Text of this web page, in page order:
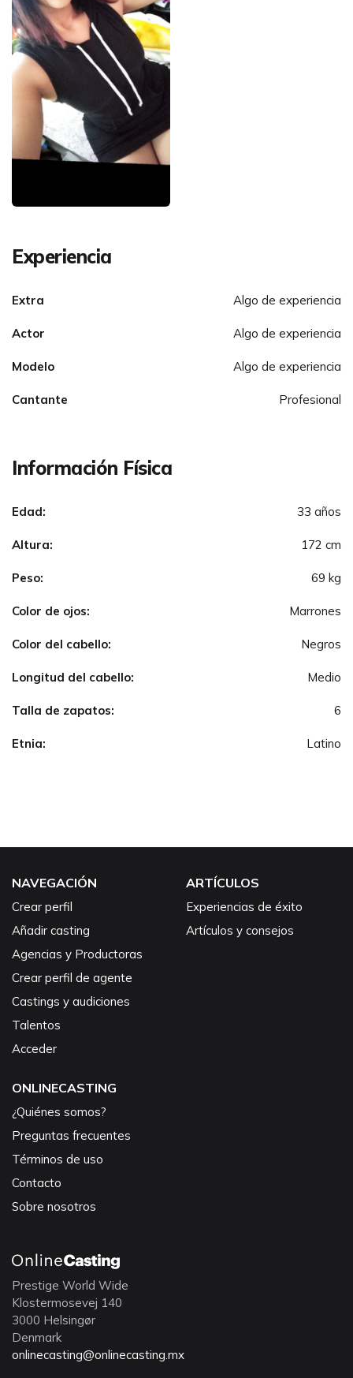
Experiencia
Extra Algo de experiencia
Actor Algo de experiencia
Modelo Algo de experiencia
Cantante Profesional
Información Física
Edad: 33 años
Altura: 172 cm
Peso: 69 kg
Color de ojos: Marrones
Color del cabello: Negros
Longitud del cabello: Medio
Talla de zapatos: 6
Etnia: Latino
NAVEGACIÓN
Crear perfil
Añadir casting
Agencias y Productoras
Crear perfil de agente
Castings y audiciones
Talentos
Acceder
ARTÍCULOS
Experiencias de éxito
Artículos y consejos
ONLINECASTING
¿Quiénes somos?
Preguntas frecuentes
Términos de uso
Contacto
Sobre nosotros
Prestige World Wide
Klostermosevej 140
3000 Helsingør
Denmark
onlinecasting@onlinecasting.mx